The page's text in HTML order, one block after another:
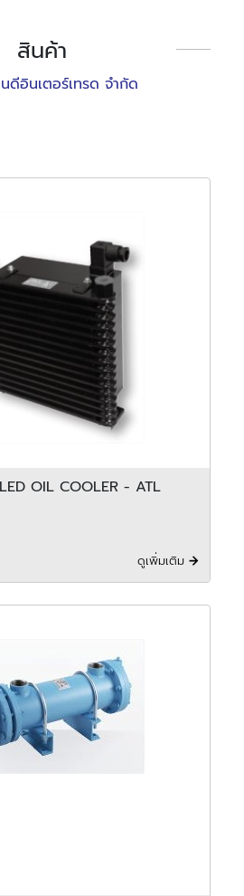
สินค้า
ดีอินเตอร์เทรด จำกัด
OIL COOLER - ATL
ดูเพิ่มเติม